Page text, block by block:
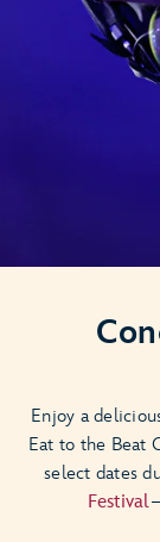
Enjoy a
Eat to the Beat
select dates
Festival